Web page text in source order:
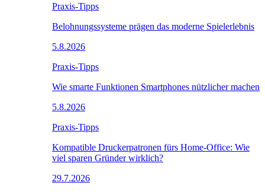
Praxis-Tipps
Belohnungssysteme prägen das moderne Spielerlebnis
5.8.2026
Praxis-Tipps
Wie smarte Funktionen Smartphones nützlicher machen
5.8.2026
Praxis-Tipps
Kompatible Druckerpatronen fürs Home-Office: Wie
viel sparen Gründer wirklich?
29.7.2026